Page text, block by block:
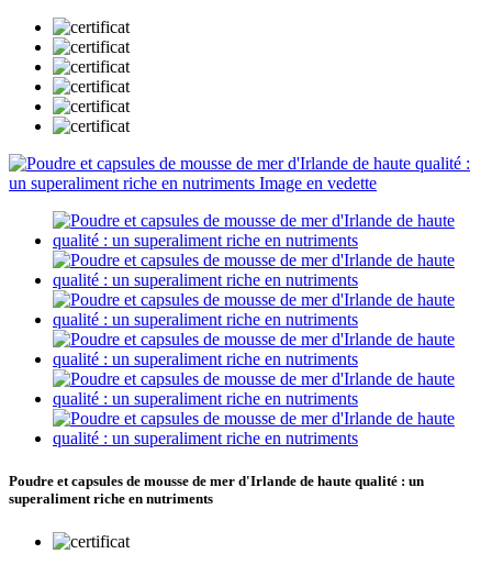
Poudre et capsules de mousse de mer d'Irlande de haute qualité : un
superaliment riche en nutriments